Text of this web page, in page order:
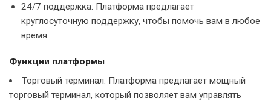
24/7 поддержка: Платформа предлагает
круглосуточную поддержку, чтобы помочь вам в любое
время.
Функции платформы
Торговый терминал: Платформа предлагает мощный
торговый терминал, который позволяет вам управлять